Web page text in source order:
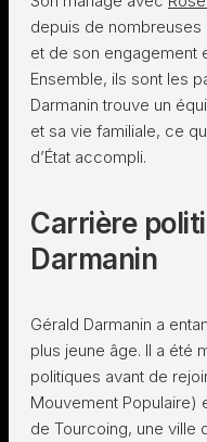
depuis de nombreuses
et de son engagement
Ensemble, ils sont les
Darmanin trouve un
et sa vie familiale, ce
d’État accompli.
Carrière
Darmanin
Gérald Darmanin a
plus jeune âge. Il a été
politiques avant de
Mouvement Populaire)
de Tourcoing, une ville